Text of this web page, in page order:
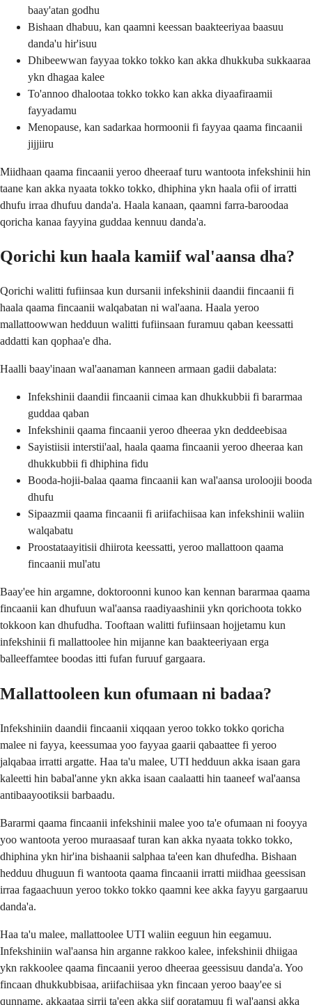
baay'atan godhu
Bishaan dhabuu, kan qaamni keessan baakteeriyaa baasuu
danda'u hir'isuu
Dhibeewwan fayyaa tokko tokko kan akka dhukkuba sukkaaraa
ykn dhagaa kalee
To'annoo dhalootaa tokko tokko kan akka diyaafiraamii
fayyadamu
Menopause, kan sadarkaa hormoonii fi fayyaa qaama fincaanii
jijjiiru
Miidhaan qaama fincaanii yeroo dheeraaf turu wantoota infekshinii hin
taane kan akka nyaata tokko tokko, dhiphina ykn haala ofii of irratti
dhufu irraa dhufuu danda'a. Haala kanaan, qaamni farra-baroodaa
qoricha kanaa fayyina guddaa kennuu danda'a.
Qorichi kun haala kamiif wal'aansa dha?
Qorichi walitti fufiinsaa kun dursanii infekshinii daandii fincaanii fi
haala qaama fincaanii walqabatan ni wal'aana. Haala yeroo
mallattoowwan hedduun walitti fufiinsaan furamuu qaban keessatti
addatti kan qophaa'e dha.
Haalli baay'inaan wal'aanaman kanneen armaan gadii dabalata:
Infekshinii daandii fincaanii cimaa kan dhukkubbii fi bararmaa
guddaa qaban
Infekshinii qaama fincaanii yeroo dheeraa ykn deddeebisaa
Sayistiisii interstii'aal, haala qaama fincaanii yeroo dheeraa kan
dhukkubbii fi dhiphina fidu
Booda-hojii-balaa qaama fincaanii kan wal'aansa uroloojii booda
dhufu
Sipaazmii qaama fincaanii fi ariifachiisaa kan infekshinii waliin
walqabatu
Proostataayitisii dhiirota keessatti, yeroo mallattoon qaama
fincaanii mul'atu
Baay'ee hin argamne, doktoroonni kunoo kan kennan bararmaa qaama
fincaanii kan dhufuun wal'aansa raadiyaashinii ykn qorichoota tokko
tokkoon kan dhufudha. Tooftaan walitti fufiinsaan hojjetamu kun
infekshinii fi mallattoolee hin mijanne kan baakteeriyaan erga
balleeffamtee boodas itti fufan furuuf gargaara.
Mallattooleen kun ofumaan ni badaa?
Infekshiniin daandii fincaanii xiqqaan yeroo tokko tokko qoricha
malee ni fayya, keessumaa yoo fayyaa gaarii qabaattee fi yeroo
jalqabaa irratti argatte. Haa ta'u malee, UTI hedduun akka isaan gara
kaleetti hin babal'anne ykn akka isaan caalaatti hin taaneef wal'aansa
antibaayootiksii barbaadu.
Bararmi qaama fincaanii infekshinii malee yoo ta'e ofumaan ni fooyya
yoo wantoota yeroo muraasaaf turan kan akka nyaata tokko tokko,
dhiphina ykn hir'ina bishaanii salphaa ta'een kan dhufedha. Bishaan
hedduu dhuguun fi wantoota qaama fincaanii irratti miidhaa geessisan
irraa fagaachuun yeroo tokko tokko qaamni kee akka fayyu gargaaruu
danda'a.
Haa ta'u malee, mallattoolee UTI waliin eeguun hin eegamuu.
Infekshiniin wal'aansa hin arganne rakkoo kalee, infekshinii dhiigaa
ykn rakkoolee qaama fincaanii yeroo dheeraa geessisuu danda'a. Yoo
fincaan dhukkubbisaa, ariifachiisaa ykn fincaan yeroo baay'ee si
qunname, akkaataa sirrii ta'een akka siif qoratamuu fi wal'aansi akka